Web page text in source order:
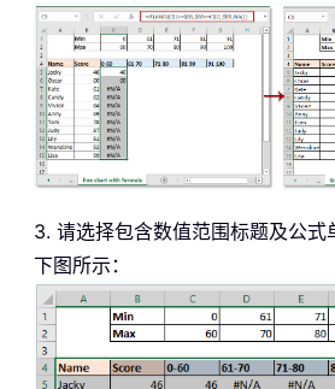
3. 请选择包含数值范围标题及公式
下图所示：